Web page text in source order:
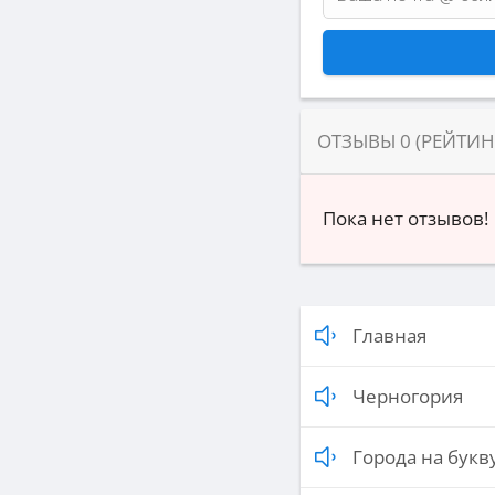
ОТЗЫВЫ 0
Пока нет отзывов!
Главная
Черногория
Города на